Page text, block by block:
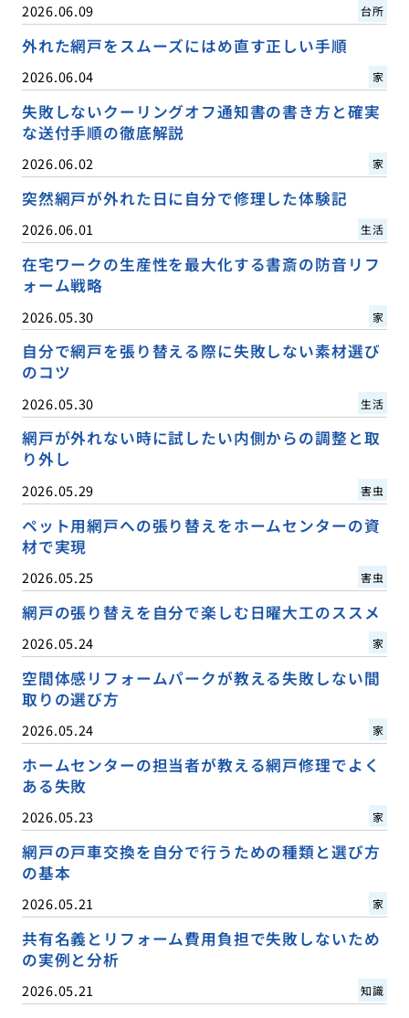
2026.06.09 台所
外れた網戸をスムーズにはめ直す正しい手順
2026.06.04 家
失敗しないクーリングオフ通知書の書き方と確実
な送付手順の徹底解説
2026.06.02 家
突然網戸が外れた日に自分で修理した体験記
2026.06.01 生活
在宅ワークの生産性を最大化する書斎の防音リフ
ォーム戦略
2026.05.30 家
自分で網戸を張り替える際に失敗しない素材選び
のコツ
2026.05.30 生活
網戸が外れない時に試したい内側からの調整と取
り外し
2026.05.29 害虫
ペット用網戸への張り替えをホームセンターの資
材で実現
2026.05.25 害虫
網戸の張り替えを自分で楽しむ日曜大工のススメ
2026.05.24 家
空間体感リフォームパークが教える失敗しない間
取りの選び方
2026.05.24 家
ホームセンターの担当者が教える網戸修理でよく
ある失敗
2026.05.23 家
網戸の戸車交換を自分で行うための種類と選び方
の基本
2026.05.21 家
共有名義とリフォーム費用負担で失敗しないため
の実例と分析
2026.05.21 知識